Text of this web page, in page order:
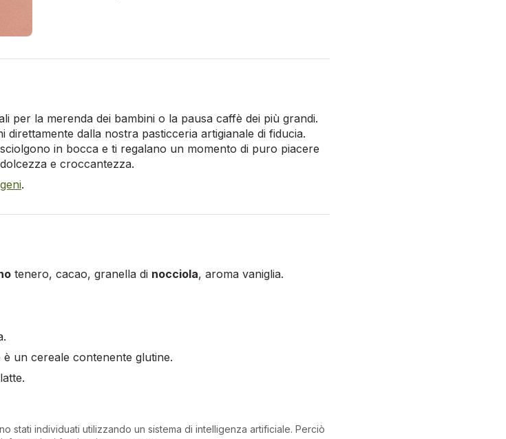
per la merenda dei bambini o la pausa caffè dei più grandi.
dalla nostra pasticceria artigianale di fiducia.
in bocca e ti regalano un momento di puro piacere
e croccantezza.
.
tenero, cacao, granella di nocciola, aroma vaniglia.
un cereale contenente glutine.
stati individuati utilizzando un sistema di intelligenza artificiale. Perciò